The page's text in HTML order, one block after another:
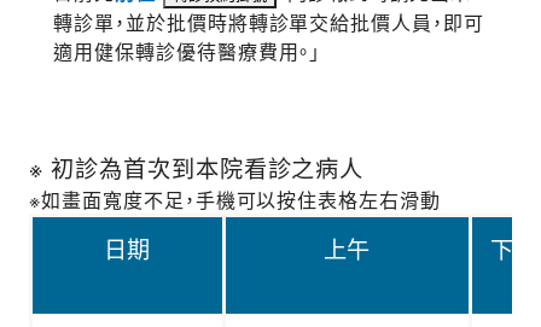
轉診單，並於批價時將轉診單交給批價人員，即可
適用健保轉診優待醫療費用。」
※ 初診為首次到本院看診之病人
※如畫面寬度不足，手機可以按住表格左右滑動
日期 上午 下午